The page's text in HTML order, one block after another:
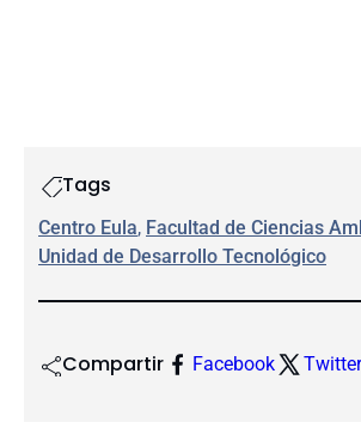
Tags
Centro Eula, Facultad de Ciencias
Unidad de Desarrollo Tecnológico
Compartir Facebook Twitter